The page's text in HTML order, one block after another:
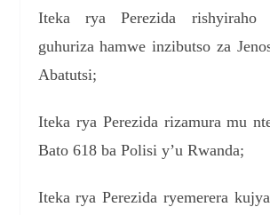
Iteka rya Perezida rishyiraho
guhuriza hamwe inzibutso za
Abatutsi;
Iteka rya Perezida rizamura mu
Bato 618 ba Polisi y’u Rwanda;
Iteka rya Perezida ryemerera